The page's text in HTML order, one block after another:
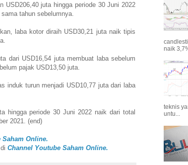
USD206,40 juta hingga periode 30 Juni 2022
tahun sebelumnya.
laba kotor diraih USD30,21 juta naik tipis
dari USD16,54 juta membuat laba sebelum
pajak USD13,50 juta.
induk turun menjadi USD10,77 juta dari laba
hingga periode 30 Juni 2022 naik dari total
2021. (end)
Saham Online.
Channel Youtube Saham Online.
naik
teknis
untu...